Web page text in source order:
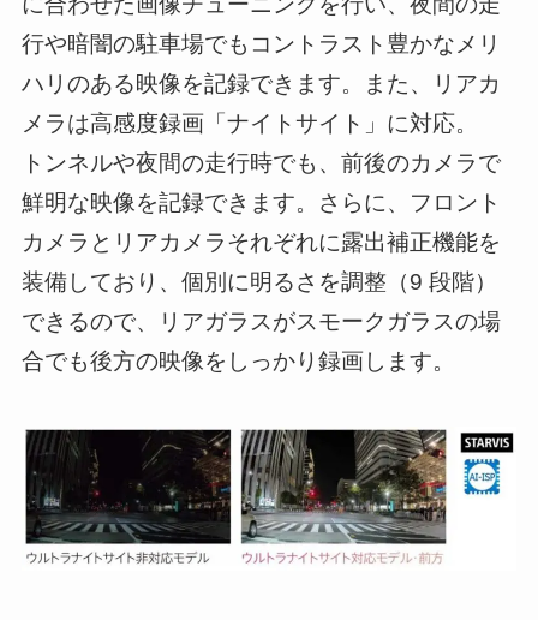
行や暗闇の駐車場でもコントラスト豊かなメリ
ハリのある映像を記録できます。また、リアカ
メラは高感度録画「ナイトサイト」に対応。
トンネルや夜間の走行時でも、前後のカメラで
鮮明な映像を記録できます。さらに、フロント
カメラとリアカメラそれぞれに露出補正機能を
装備しており、個別に明るさを調整（9 段階）
できるので、リアガラスがスモークガラスの場
合でも後方の映像をしっかり録画します。